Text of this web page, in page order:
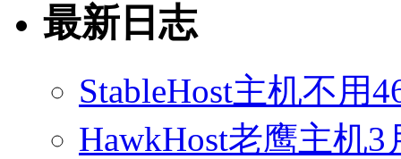
最新日志
StableHost主机不用
HawkHost老鹰主机